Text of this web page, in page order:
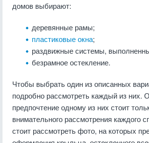
домов выбирают:
деревянные рамы;
пластиковые окна;
раздвижные системы,
безрамное остекление.
Чтобы выбрать один из описанных
подробно рассмотреть каждый из них.
предпочтение одному из них стоит
внимательного рассмотрения каждого
стоит рассмотреть фото, на которых